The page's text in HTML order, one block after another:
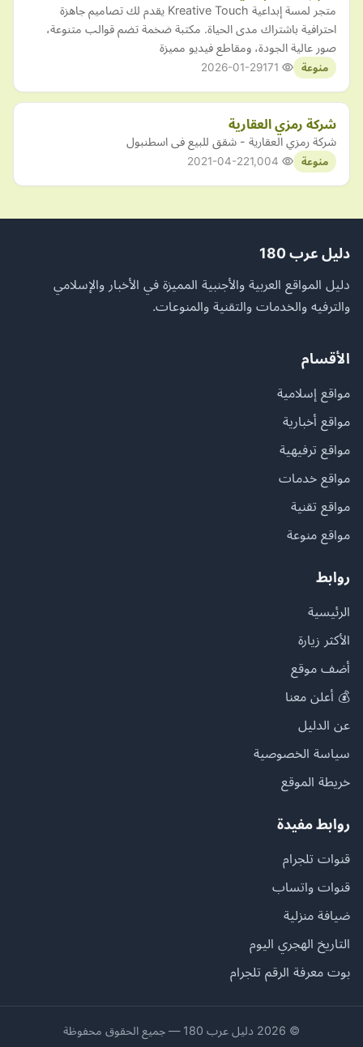
متجر لمسة إبداعية Kreative Touch يقدم لك تصاميم جاهزة
احترافية باشتراك مدى الحياة. مكتبة ضخمة تضم قوالب متنوعة،
صور عالية الجودة، ومقاطع فيديو مميزة
منوعة 2026-01-29
شركة رمزي العقارية
شركة رمزي العقارية - شقق للبيع فى اسطنبول
منوعة 2021-04-22
دليل عرب 180
دليل المواقع العربية والأجنبية المميزة في الأخبار والإسلامي
والترفيه والخدمات والتقنية والمنوعات.
الأقسام
مواقع إسلامية
مواقع أخبارية
مواقع ترفيهية
مواقع خدمات
مواقع تقنية
مواقع منوعة
روابط
الرئيسية
الأكثر زيارة
أضف موقع
💰 أعلن معنا
عن الدليل
سياسة الخصوصية
خريطة الموقع
روابط مفيدة
قنوات تلجرام
قنوات واتساب
ضيافة منزلية
التاريخ الهجري اليوم
بوت معرفة الرقم تلجرام
© 2026 دليل عرب 180 — جميع الحقوق محفوظة